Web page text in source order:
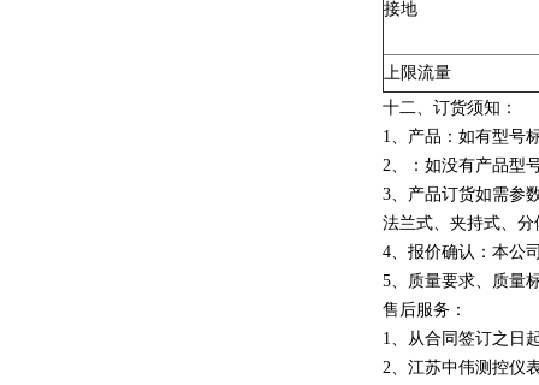
接地
上限流量
十二、 订货须知：
1、产品：如有型号
2、：如没有产品型
3、产品订货如需参
法兰式、夹持式、
4、报价确认：本公
5、质量要求、质量
售后服务：
1、从合同签订之日
2、江苏中伟测控仪